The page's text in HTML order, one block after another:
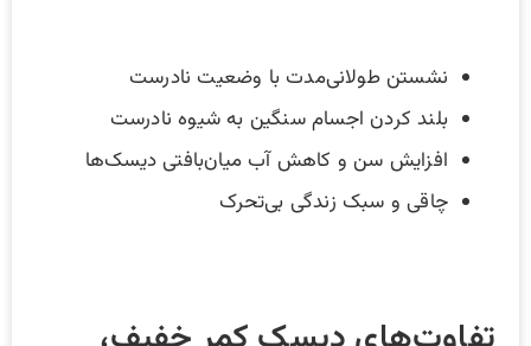
نشستن طولانی‌مدت با وضعیت نادرست
بلند کردن اجسام سنگین به شیوه نادرست
افزایش سن و کاهش آب میان‌بافتی دیسک‌ها
چاقی و سبک زندگی بی‌تحرک